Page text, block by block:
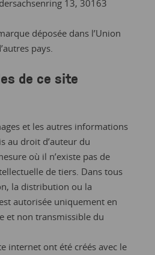
13, 30163
déposée dans l’Union
pays.
de ce site
et les autres informations
au droit d’auteur du
où il n’existe pas de
de tiers. Dans tous
la distribution ou la
autorisée uniquement en
et non transmissible du
internet ont été créés avec le